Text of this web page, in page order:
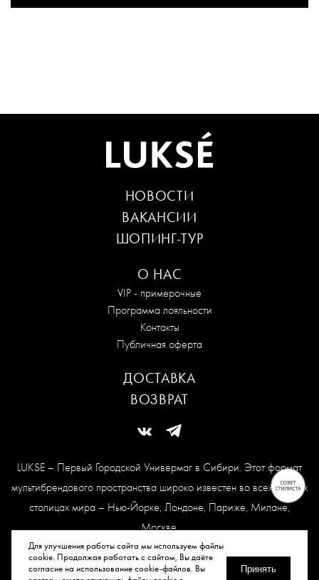
Для улучшения работы сайта мы используем файлы
cookie. Продолжая работать с сайтом, Вы даёте
согласие на использование cookie-файлов. Вы
Принять
LUKSE – Первый Городской Универмаг в Сибири. Этот формат
мультибрендового пространства широко известен во всех модных
столицах мира – Нью-Йорке, Лондоне, Париже, Милане,
Москве.
Карта сайта
О НАС
VIP - примерочные
Программа лояльности
Контакты
Публичная оферта
НОВОСТИ
ВАКАНСИИ
ШОПИНГ-ТУР
ДОСТАВКА
ВОЗВРАТ